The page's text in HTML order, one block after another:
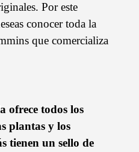
Por este
conocer toda la
que comercializa
ofrece todos los
plantas y los
tienen un sello de